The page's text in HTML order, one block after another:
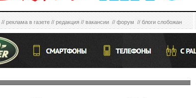
//реклама в газете//редакция//вакансии//форум//блоги слобожан